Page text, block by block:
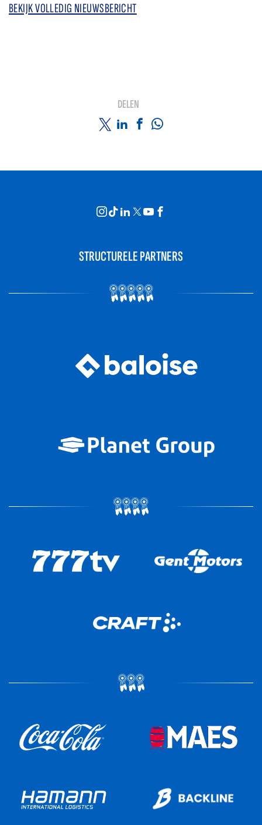
BEKIJK VOLLEDIG NIEUWSBERICHT
DELEN
STRUCTURELE PARTNERS